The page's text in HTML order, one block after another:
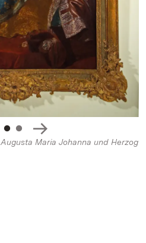
Maria Johanna und Herzog